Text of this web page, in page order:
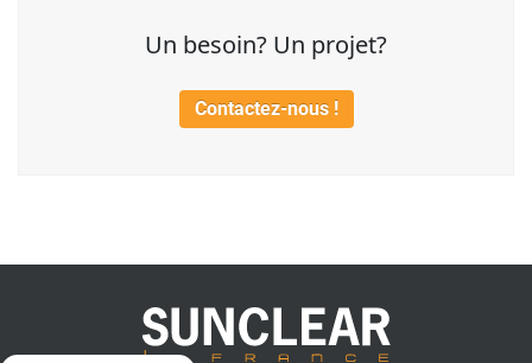
Un besoin? Un projet?
Contactez-nous !